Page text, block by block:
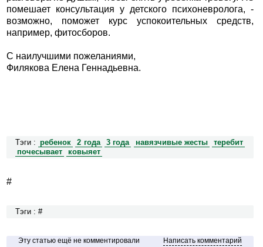
помешает консультация у детского психоневролога, -
возможно, поможет курс успокоительных средств,
например, фитосборов.
С наилучшими пожеланиями,
Филякова Елена Геннадьевна.
Тэги : ребенок 2 года 3 года навязчивые жесты
теребит
почесывает
ковыяет
#
Тэги : #
Эту статью ещё не комментировали Написать комментарий